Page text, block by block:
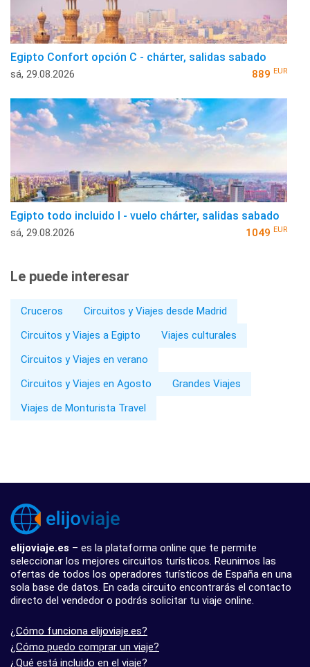
Egipto Confort opción C - chárter, salidas sabado
sá, 29.08.2026 889 EUR
Egipto todo incluido I - vuelo chárter, salidas sabado
sá, 29.08.2026 1049 EUR
Le puede interesar
Cruceros
Circuitos y Viajes desde Madrid
Circuitos y Viajes a Egipto
Viajes culturales
Circuitos y Viajes en verano
Circuitos y Viajes en Agosto
Grandes Viajes
Viajes de Monturista Travel
elijoviaje.es – es la plataforma online que te permite
seleccionar los mejores circuitos turísticos. Reunimos las
ofertas de todos los operadores turísticos de España en una
sola base de datos. En cada circuito encontrarás el contacto
directo del vendedor o podrás solicitar tu viaje online.
¿Cómo funciona elijoviaje.es?
¿Cómo puedo comprar un viaje?
¿Qué está incluido en el viaje?